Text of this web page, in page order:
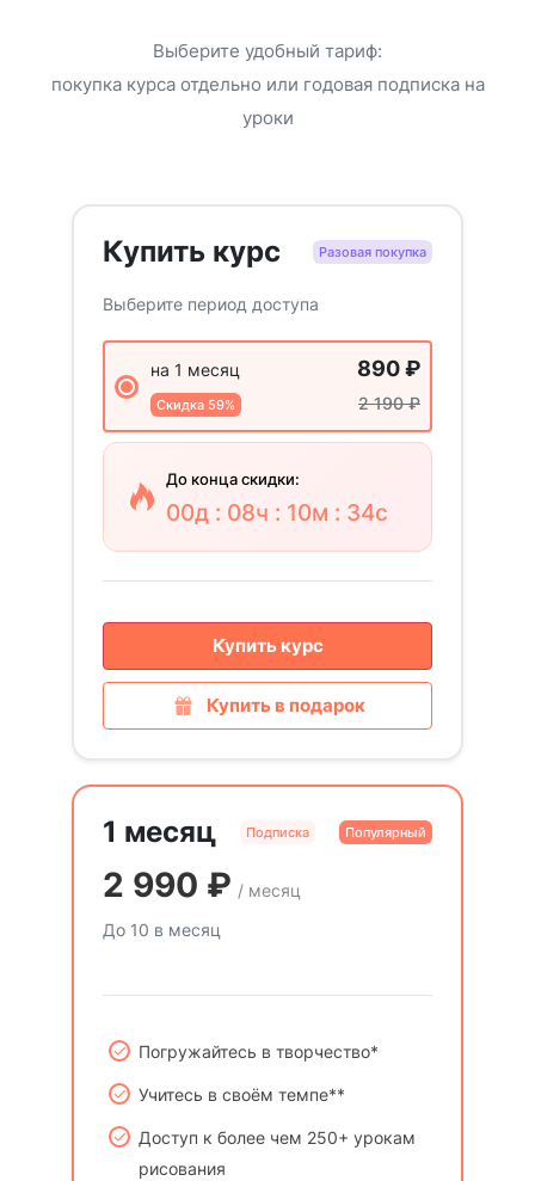
Выберите удобный тариф:
покупка курса отдельно или годовая подписка на
уроки
Купить курс Разовая покупка
Выберите период доступа
на 1 месяц
Скидка 59%
890₽
2 190₽
До конца скидки:
00д : 08ч : 10м : 33с
Купить курс
Купить в подарок
1 месяц Подписка Популярный
2 990 ₽ / месяц
До 10 в месяц
Погружайтесь в творчество*
Учитесь в своём темпе**
Доступ к более чем 250+ урокам
рисования